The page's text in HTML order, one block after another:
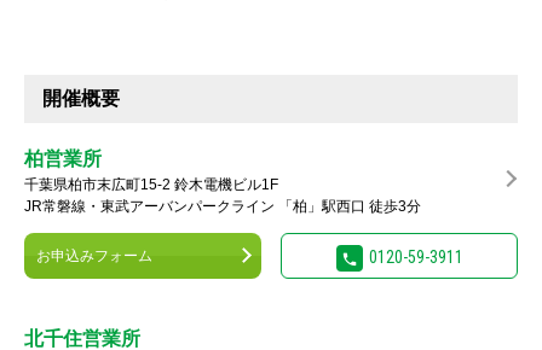
開催概要
柏営業所
千葉県柏市末広町15-2 鈴木電機ビル1F
JR常磐線・東武アーバンパークライン 「柏」駅西口 徒歩3分
お申込みフォーム 0120-59-3911
北千住営業所